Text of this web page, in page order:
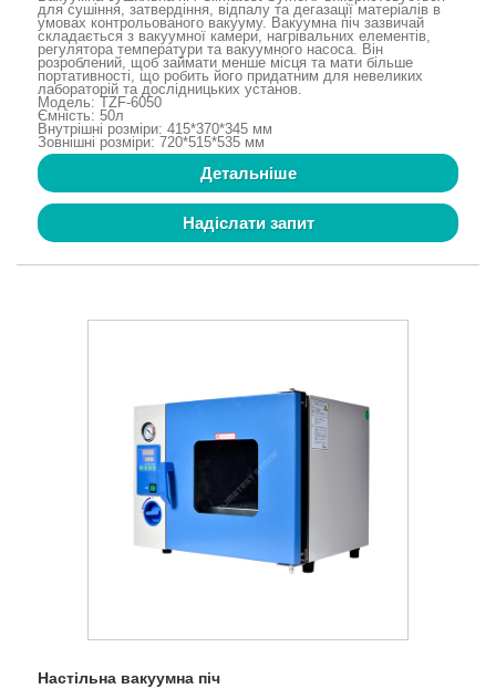
для сушіння, затвердіння, відпалу та дегазації матеріалів в
умовах контрольованого вакууму. Вакуумна піч зазвичай
складається з вакуумної камери, нагрівальних елементів,
регулятора температури та вакуумного насоса. Він
розроблений, щоб займати менше місця та мати більше
портативності, що робить його придатним для невеликих
лабораторій та дослідницьких установ.
Модель: TZF-6050
Ємність: 50л
Внутрішні розміри: 415*370*345 мм
Зовнішні розміри: 720*515*535 мм
Детальніше
Надіслати запит
Настільна вакуумна піч